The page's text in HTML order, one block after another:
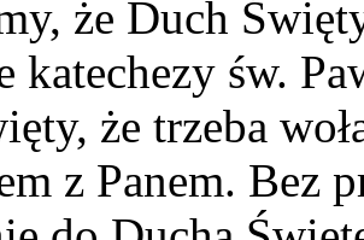
że Duch
katechezy św.
że trzeba
z Panem. Bez